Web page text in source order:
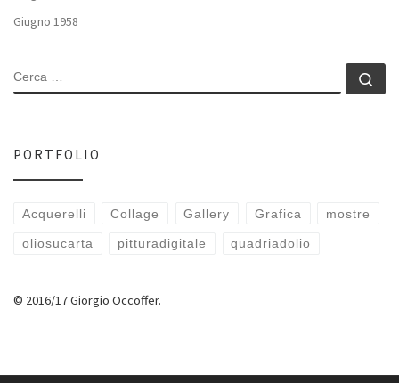
Giugno 1958
CERCA
PORTFOLIO
Acquerelli Collage Gallery Grafica mostre
oliosucarta pitturadigitale quadriadolio
© 2016/17 Giorgio Occoffer.